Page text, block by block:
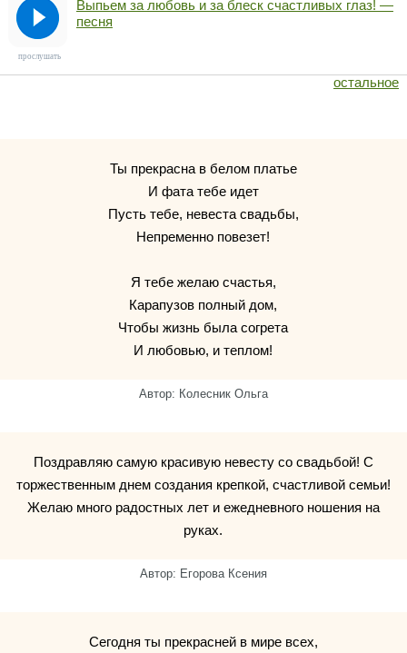
Выпьем за любовь и за блеск счастливых глаз! —
песня
прослушать
остальное
Ты прекрасна в белом платье
И фата тебе идет
Пусть тебе, невеста свадьбы,
Непременно повезет!
Я тебе желаю счастья,
Карапузов полный дом,
Чтобы жизнь была согрета
И любовью, и теплом!
Автор: Колесник Ольга
Поздравляю самую красивую невесту со свадьбой! С
торжественным днем создания крепкой, счастливой семьи!
Желаю много радостных лет и ежедневного ношения на
руках.
Автор: Егорова Ксения
Сегодня ты прекрасней в мире всех,